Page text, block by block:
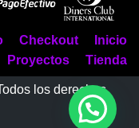
Checkout
Inicio
Proyectos Tienda
los derechos